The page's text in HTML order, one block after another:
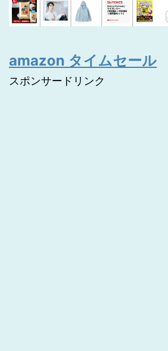
amazon タイムセール
スポンサードリンク